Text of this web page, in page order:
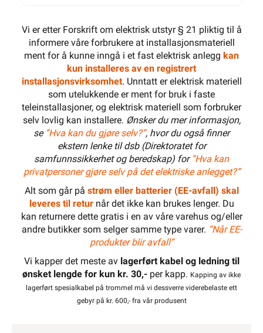
Vi er etter Forskrift om elektrisk utstyr § 21 pliktig til å
informere våre forbrukere at installasjonsmateriell
ment for å kunne inngå i et fast elektrisk anlegg kan
kun installeres av en registrert
installasjonsvirksomhet. Unntatt er elektrisk materiell
som utelukkende er ment for bruk i faste
teleinstallasjoner, og elektrisk materiell som forbruker
selv lovlig kan installere. Ønsker du mer informasjon,
se ”Hva kan du gjøre selv?”, hvor du også finner
ekstern lenke til dsb (Direktoratet for
samfunnssikkerhet og beredskap) for “Hva kan
privatpersoner gjøre selv på det elektriske anlegget?”
Alt som går på strøm eller batterier (EE-avfall) skal
leveres til returnår det ikke kan brukes lenger. Du
kan returnere dette gratis i en av våre varehus og/eller
andre butikker som selger samme type varer. “Når EE-
produkter blir avfall”
Vi kapper det meste av lagerført kabel og ledning til
ønsket lengde for kun kr. 30,- per kapp. Kapping av ikke
lagerført spesialkabel på trommel må vi dessverre viderebelaste ett
gebyr på kr. 600,- fra vår produsent